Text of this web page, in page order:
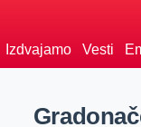
Izdvajamo Vesti